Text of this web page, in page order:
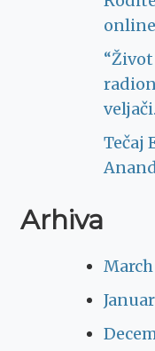
veljači.
Tečaj
Arhiva